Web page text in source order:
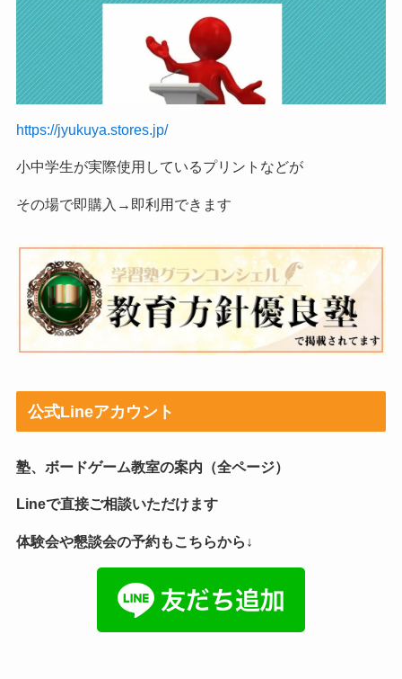
https://jyukuya.stores.jp/
小中学生が実際使用しているプリントなどが
その場で即購入→即利用できます
公式Lineアカウント
塾、ボードゲーム教室の案内（全ページ）
Lineで直接ご相談いただけます
体験会や懇談会の予約もこちらから↓